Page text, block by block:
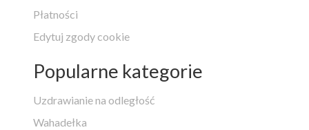
Płatności
Edytuj zgody cookie
Popularne kategorie
Uzdrawianie na odległość
Wahadełka